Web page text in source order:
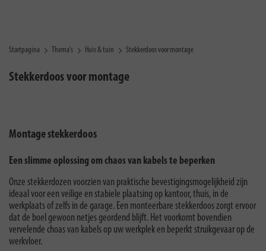
Startpagina Thema's Huis & tuin Stekkerdoos voor montage
Stekkerdoos voor montage
Montage stekkerdoos
Een slimme oplossing om chaos van kabels te beperken
Onze stekkerdozen voorzien van praktische bevestigingsmogelijkheid zijn
ideaal voor een veilige en stabiele plaatsing op kantoor, thuis, in de
werkplaats of zelfs in de garage. Een monteerbare stekkerdoos zorgt ervoor
dat de boel gewoon netjes geordend blijft. Het voorkomt bovendien
vervelende choas van kabels op uw werkplek en beperkt struikgevaar op de
werkvloer.